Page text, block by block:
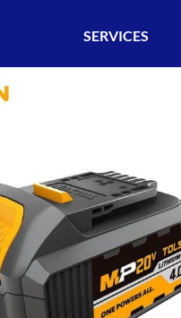
SERVICES
22,000 CFA.